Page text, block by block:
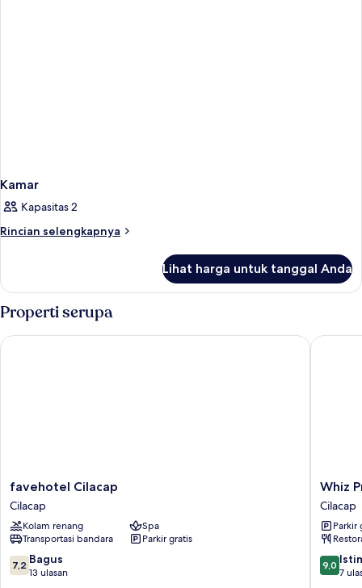
Kamar
Kapasitas 2
Rincian selengkapnya
Rincian
Kamar
Lihat harga untuk tanggal Anda
Properti serupa
favehotel
Cilacap
Cilacap
favehotel Cilacap
Cilacap
Kolam renang
Spa
Transportasi bandara
Parkir gratis
7.2
dari
7,2 Bagus
13 ulasan
favehotel Cilacap
Whiz
Prime
Hotel
Cilacap
Cilacap
Whiz
Cilacap
Parkir
9.0
dari
9,0
7
Whiz